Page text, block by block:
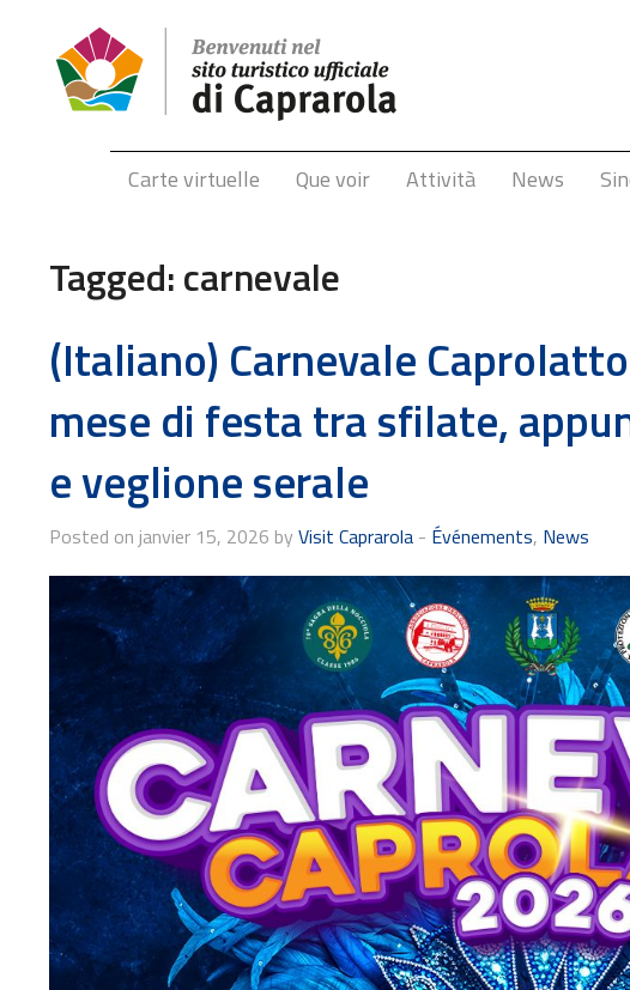
Carte virtuelle Que voir Attività News
Tagged:carnevale
(Italiano) Carnevale
mese di festa tra sfilate,
e veglione serale
Posted on janvier 15, 2026 by Visit Caprarola- Événements, News